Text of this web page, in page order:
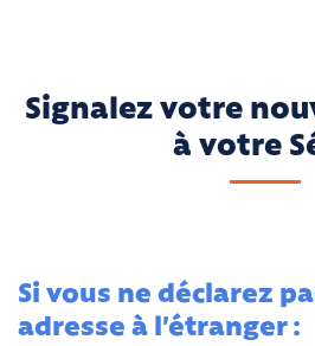
Signalez votre
à votre
Si vous ne déclarez
adresse à l’étranger :